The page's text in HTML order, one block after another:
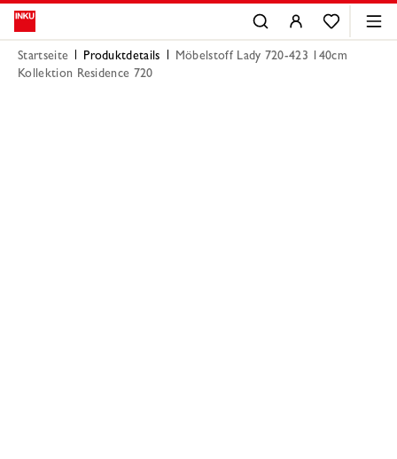
Startseite Produktdetails
Möbelstoff Lady 720-423 140cm
Kollektion Residence 720